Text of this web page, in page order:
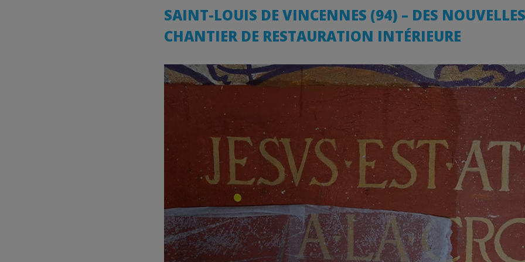
SAINT-LOUIS DE VINCENNES (94) – DES
CHANTIER DE RESTAURATION INTÉRIEURE